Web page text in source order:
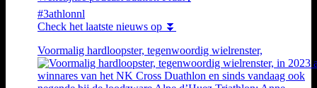
#3athlonnl
Check het laatste nieuws op ⏬
Voormalig hardloopster, tegenwoordig wielrenster,